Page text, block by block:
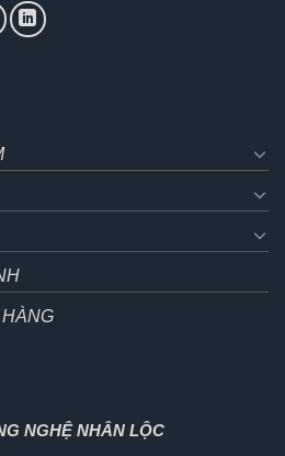
NGHỆ NHÂN LỘC